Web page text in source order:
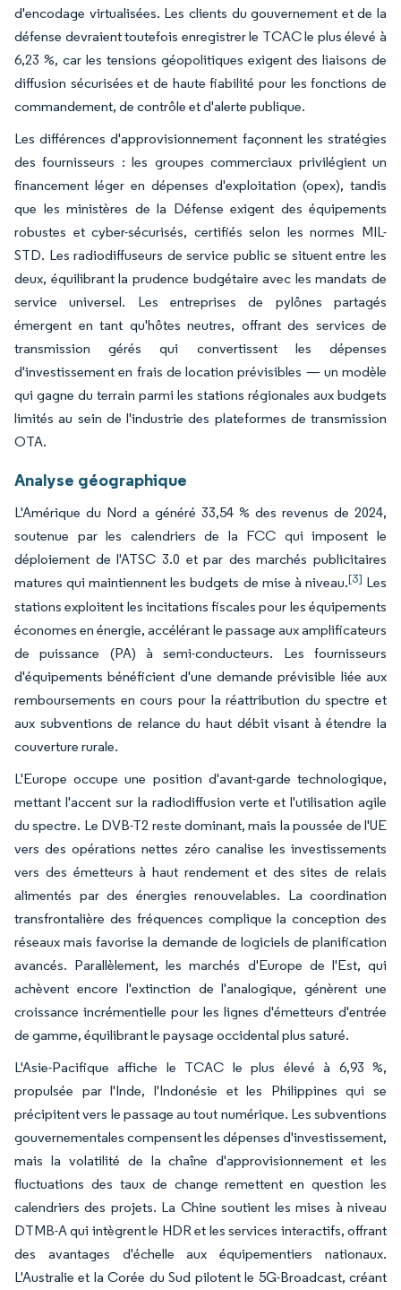
d'encodage virtualisées. Les clients du gouvernement et de la
défense devraient toutefois enregistrer le TCAC le plus élevé à
6,23 %, car les tensions géopolitiques exigent des liaisons de
diffusion sécurisées et de haute fiabilité pour les fonctions de
commandement, de contrôle et d'alerte publique.
Les différences d'approvisionnement façonnent les stratégies
des fournisseurs : les groupes commerciaux privilégient un
financement léger en dépenses d'exploitation (opex), tandis
que les ministères de la Défense exigent des équipements
robustes et cyber-sécurisés, certifiés selon les normes MIL-
STD. Les radiodiffuseurs de service public se situent entre les
deux, équilibrant la prudence budgétaire avec les mandats de
service universel. Les entreprises de pylônes partagés
émergent en tant qu'hôtes neutres, offrant des services de
transmission gérés qui convertissent les dépenses
d'investissement en frais de location prévisibles — un modèle
qui gagne du terrain parmi les stations régionales aux budgets
limités au sein de l'industrie des plateformes de transmission
OTA.
Analyse géographique
L'Amérique du Nord a généré 33,54 % des revenus de 2024,
soutenue par les calendriers de la FCC qui imposent le
déploiement de l'ATSC 3.0 et par des marchés publicitaires
matures qui maintiennent les budgets de mise à niveau.[3] Les
stations exploitent les incitations fiscales pour les équipements
économes en énergie, accélérant le passage aux amplificateurs
de puissance (PA) à semi-conducteurs. Les fournisseurs
d'équipements bénéficient d'une demande prévisible liée aux
remboursements en cours pour la réattribution du spectre et
aux subventions de relance du haut débit visant à étendre la
couverture rurale.
L'Europe occupe une position d'avant-garde technologique,
mettant l'accent sur la radiodiffusion verte et l'utilisation agile
du spectre. Le DVB-T2 reste dominant, mais la poussée de l'UE
vers des opérations nettes zéro canalise les investissements
vers des émetteurs à haut rendement et des sites de relais
alimentés par des énergies renouvelables. La coordination
transfrontalière des fréquences complique la conception des
réseaux mais favorise la demande de logiciels de planification
avancés. Parallèlement, les marchés d'Europe de l'Est, qui
achèvent encore l'extinction de l'analogique, génèrent une
croissance incrémentielle pour les lignes d'émetteurs d'entrée
de gamme, équilibrant le paysage occidental plus saturé.
L'Asie-Pacifique affiche le TCAC le plus élevé à 6,93 %,
propulsée par l'Inde, l'Indonésie et les Philippines qui se
précipitent vers le passage au tout numérique. Les subventions
gouvernementales compensent les dépenses d'investissement,
mais la volatilité de la chaîne d'approvisionnement et les
fluctuations des taux de change remettent en question les
calendriers des projets. La Chine soutient les mises à niveau
DTMB-A qui intègrent le HDR et les services interactifs, offrant
des avantages d'échelle aux équipementiers nationaux.
L'Australie et la Corée du Sud pilotent le 5G-Broadcast, créant